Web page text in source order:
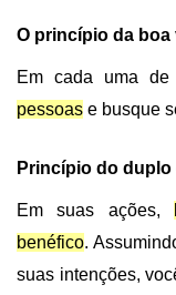
O princípio da boa
Em cada uma de
pessoas e busque
Princípio do duplo
Em suas ações,
benéfico.
suas intenções,